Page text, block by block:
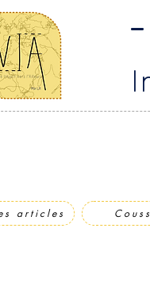
articles